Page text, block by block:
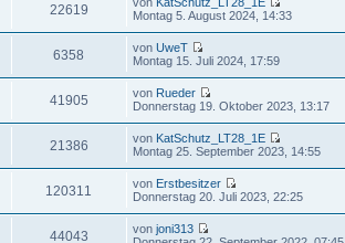
22619
Montag 5. August 2024, 14:33
6358 vonUweT
Montag 15. Juli 2024, 17:59
41905 von Rueder
Donnerstag 19. Oktober 2023, 13:17
21386 von KatSchutz_LT28_1E
Montag 25. September 2023, 14:55
120311 von Erstbesitzer
Donnerstag 20. Juli 2023, 22:25
44043 vonjoni313